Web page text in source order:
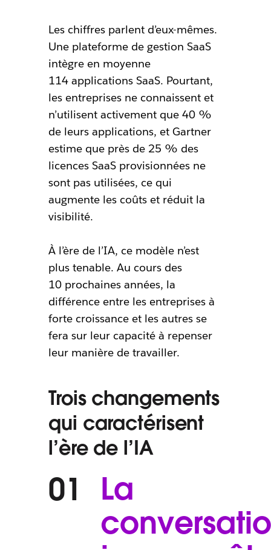
Les chiffres parlent d’eux-mêmes.
Une plateforme de gestion SaaS
intègre en moyenne
114 applications SaaS. Pourtant,
les entreprises ne connaissent et
n’utilisent activement que 40 %
de leurs applications, et Gartner
estime que près de 25 % des
licences SaaS provisionnées ne
sont pas utilisées, ce qui
augmente les coûts et réduit la
visibilité.
À l’ère de l’IA, ce modèle n’est
plus tenable. Au cours des
10 prochaines années, la
différence entre les entreprises à
forte croissance et les autres se
fera sur leur capacité à repenser
leur manière de travailler.
Trois changements
qui caractérisent
l’ère de l’IA
01
La